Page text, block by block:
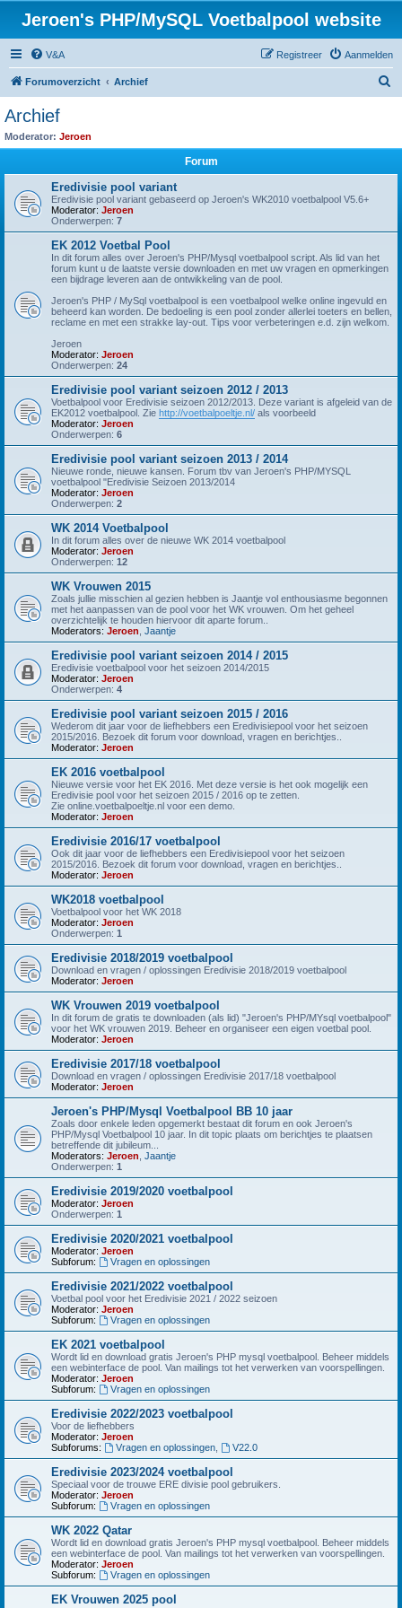
Jeroen's PHP/MySQL Voetbalpool website
V&A Aanmelden
Registreer
Forumoverzicht Archief
Archief
Moderator: Jeroen
Forum
Eredivisie pool variant
Eredivisie pool variant gebaseerd op Jeroen's WK2010 voetbalpool V5.6+
Moderator: Jeroen
Onderwerpen: 7
EK 2012 Voetbal Pool
In dit forum alles over Jeroen's PHP/Mysql voetbalpool script. Als lid van het
forum kunt u de laatste versie downloaden en met uw vragen en opmerkingen
een bijdrage leveren aan de ontwikkeling van de pool.
Jeroen's PHP / MySql voetbalpool is een voetbalpool welke online ingevuld en
beheerd kan worden. De bedoeling is een pool zonder allerlei toeters en bellen,
reclame en met een strakke lay-out. Tips voor verbeteringen e.d. zijn welkom.
Jeroen
Moderator: Jeroen
Onderwerpen: 24
Eredivisie pool variant seizoen 2012 / 2013
Voetbalpool voor Eredivisie seizoen 2012/2013. Deze variant is afgeleid van de
EK2012 voetbalpool. Zie http://voetbalpoeltje.nl/ als voorbeeld
Moderator: Jeroen
Onderwerpen: 6
Eredivisie pool variant seizoen 2013 / 2014
Nieuwe ronde, nieuwe kansen. Forum tbv van Jeroen's PHP/MYSQL
voetbalpool "Eredivisie Seizoen 2013/2014
Moderator: Jeroen
Onderwerpen: 2
WK 2014 Voetbalpool
In dit forum alles over de nieuwe WK 2014 voetbalpool
Moderator: Jeroen
Onderwerpen: 12
WK Vrouwen 2015
Zoals jullie misschien al gezien hebben is Jaantje vol enthousiasme begonnen
met het aanpassen van de pool voor het WK vrouwen. Om het geheel
overzichtelijk te houden hiervoor dit aparte forum..
Moderators: Jeroen Jaantje
Eredivisie pool variant seizoen 2014 / 2015
Eredivisie voetbalpool voor het seizoen 2014/2015
Moderator: Jeroen
Onderwerpen: 4
Eredivisie pool variant seizoen 2015 / 2016
Wederom dit jaar voor de liefhebbers een Eredivisiepool voor het seizoen
2015/2016. Bezoek dit forum voor download, vragen en berichtjes..
Moderator: Jeroen
EK 2016 voetbalpool
Nieuwe versie voor het EK 2016. Met deze versie is het ook mogelijk een
Eredivisie pool voor het seizoen 2015 / 2016 op te zetten.
Zie online.voetbalpoeltje.nl voor een demo.
Moderator: Jeroen
Eredivisie 2016/17 voetbalpool
Ook dit jaar voor de liefhebbers een Eredivisiepool voor het seizoen
2015/2016. Bezoek dit forum voor download, vragen en berichtjes..
Moderator: Jeroen
WK2018 voetbalpool
Voetbalpool voor het WK 2018
Moderator: Jeroen
Onderwerpen: 1
Eredivisie 2018/2019 voetbalpool
Download en vragen / oplossingen Eredivisie 2018/2019 voetbalpool
Moderator: Jeroen
WK Vrouwen 2019 voetbalpool
In dit forum de gratis te downloaden (als lid) "Jeroen's PHP/MYsql voetbalpool"
voor het WK vrouwen 2019. Beheer en organiseer een eigen voetbal pool.
Moderator: Jeroen
Eredivisie 2017/18 voetbalpool
Download en vragen / oplossingen Eredivisie 2017/18 voetbalpool
Moderator: Jeroen
Jeroen's PHP/Mysql Voetbalpool BB 10 jaar
Zoals door enkele leden opgemerkt bestaat dit forum en ook Jeroen's
PHP/Mysql Voetbalpool 10 jaar. In dit topic plaats om berichtjes te plaatsen
betreffende dit jubileum...
Moderators: Jeroen Jaantje
Onderwerpen: 1
Eredivisie 2019/2020 voetbalpool
Moderator: Jeroen
Onderwerpen: 1
Eredivisie 2020/2021 voetbalpool
Moderator: Jeroen
Subforum:
Vragen en oplossingen
Eredivisie 2021/2022 voetbalpool
Voetbal pool voor het Eredivisie 2021 / 2022 seizoen
Moderator: Jeroen
Subforum:
Vragen en oplossingen
EK 2021 voetbalpool
Wordt lid en download gratis Jeroen's PHP mysql voetbalpool. Beheer middels
een webinterface de pool. Van mailings tot het verwerken van voorspellingen.
Moderator: Jeroen
Subforum:
Vragen en oplossingen
Eredivisie 2022/2023 voetbalpool
Voor de liefhebbers
Moderator: Jeroen
Subforums:
Vragen en oplossingen, V22.0
Eredivisie 2023/2024 voetbalpool
Speciaal voor de trouwe ERE divisie pool gebruikers.
Moderator: Jeroen
Subforum:
Vragen en oplossingen
WK 2022 Qatar
Wordt lid en download gratis Jeroen's PHP mysql voetbalpool. Beheer middels
een webinterface de pool. Van mailings tot het verwerken van voorspellingen.
Moderator: Jeroen
Subforum:
Vragen en oplossingen
EK Vrouwen 2025 pool